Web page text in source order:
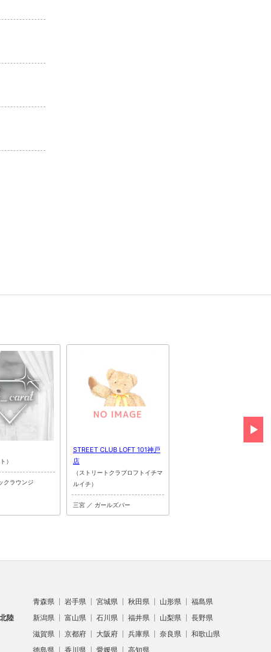
）
クラウンジ
STREET CLUB LOFT 101神戸
店
（ストリートクラブロフトイチマ
ルイチ）
三宮 ／ ガールズバー
青森県 岩手県 宮城県 秋田県 山形県
福島県
陸 新潟県 富山県 石川県 福井県 山梨県
長野県
滋賀県 京都府 大阪府 兵庫県 奈良県
和歌山県
徳島県 香川県 愛媛県 高知県